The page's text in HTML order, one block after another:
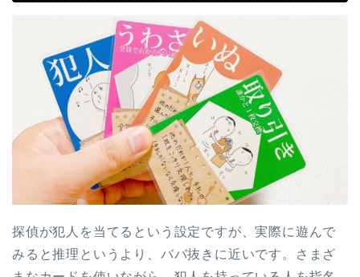
探偵が犯人を当てるという設定ですが、実際に遊んで
みると推理というより、ババ抜きに近いです。さまざ